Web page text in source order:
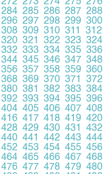
284 285 286 287 288
296 297 298 299 300
308 309 310 311 312
320 321 322 323 324
332 333 334 335 336
344 345 346 347 348
356 357 358 359 360
368 369 370 371 372
380 381 382 383 384
392 393 394 395 396
404 405 406 407 408
416 417 418 419 420
428 429 430 431 432
440 441 442 443 444
452 453 454 455 456
464 465 466 467 468
476 477 478 479 480